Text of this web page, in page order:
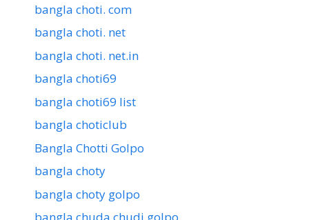
bangla choti. com
bangla choti. net
bangla choti. net.in
bangla choti69
bangla choti69 list
bangla choticlub
Bangla Chotti Golpo
bangla choty
bangla choty golpo